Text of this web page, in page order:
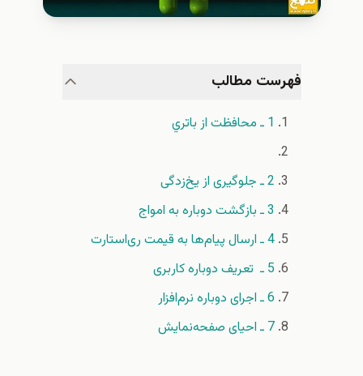
فهرست مطالب
1 ـ محافظت از باتري‌
2 ـ جلوگیری از یخ‌زدگی
3 ـ بازگشت دوباره به امواج
4 ـ ارسال پیام‌ها به قیمت ری‌استارت
5 ـ ‌ تعریف دوباره کاربری
6 ـ اجرای دوباره نرم‌افزار
7 ـ احیای صفحه‌نمایش